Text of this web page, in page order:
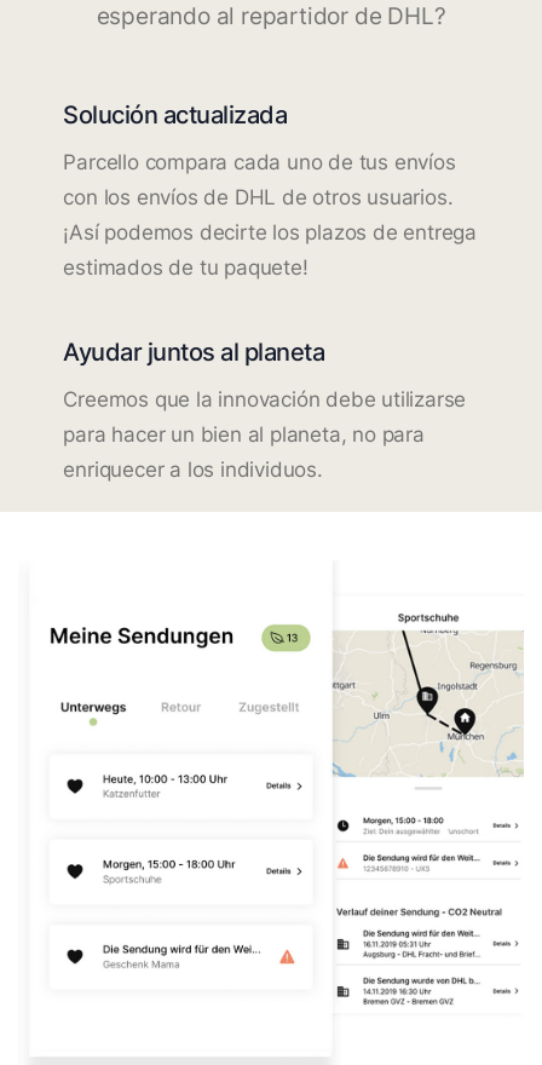
esperando al repartidor de DHL?
Solución actualizada
Parcello compara cada uno de tus envíos
con los envíos de DHL de otros usuarios.
¡Así podemos decirte los plazos de entrega
estimados de tu paquete!
Ayudar juntos al planeta
Creemos que la innovación debe utilizarse
para hacer un bien al planeta, no para
enriquecer a los individuos.